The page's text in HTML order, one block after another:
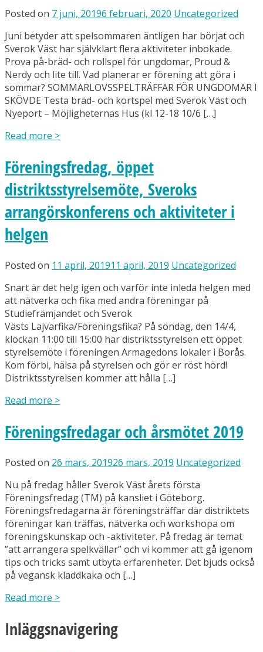
Posted on 7 juni, 20196 februari, 2020 Uncategorized
Juni betyder att spelsommaren äntligen har börjat och
Sverok Väst har självklart flera aktiviteter inbokade.
Prova på-bräd- och rollspel för ungdomar, Proud &
Nerdy och lite till. Vad planerar er förening att göra i
sommar? SOMMARLOVSSPELTRÄFFAR FÖR UNGDOMAR I
SKÖVDE Testa bräd- och kortspel med Sverok Väst och
Nyeport – Möjligheternas Hus (kl 12-18 10/6 […]
Read more >
Föreningsfredag, öppet
distriktsstyrelsemöte, Sveroks
arrangörskonferens och aktiviteter i
helgen
Posted on 11 april, 201911 april, 2019 Uncategorized
Snart är det helg igen och varför inte inleda helgen med
att nätverka och fika med andra föreningar på
Studiefrämjandet och Sverok
Västs Lajvarfika/Föreningsfika? På söndag, den 14/4,
klockan 11:00 till 15:00 har distriktsstyrelsen ett öppet
styrelsemöte i föreningen Armagedons lokaler i Borås.
Kom förbi, hälsa på styrelsen och gör er röst hörd!
Distriktsstyrelsen kommer att hålla […]
Read more >
Föreningsfredagar och årsmötet 2019
Posted on 26 mars, 201926 mars, 2019 Uncategorized
Nu på fredag håller Sverok Väst årets första
Föreningsfredag (TM) på kansliet i Göteborg.
Föreningsfredagarna är föreningsträffar där distriktets
föreningar kan träffas, nätverka och workshopa om
föreningskunskap och -aktiviteter. På fredag är temat
”att arrangera spelkvällar” och vi kommer att gå igenom
tips och tricks samt utbyta erfarenheter. Det bjuds också
på vegansk kladdkaka och […]
Read more >
Inläggsnavigering